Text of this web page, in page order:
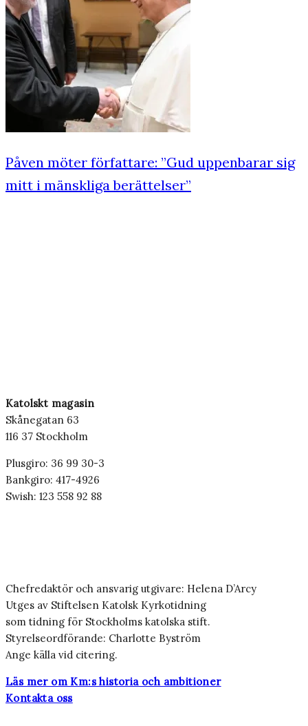
Påven möter författare: ”Gud uppenbarar sig
mitt i mänskliga berättelser”
Katolskt magasin
Skånegatan 63
116 37 Stockholm
Plusgiro: 36 99 30-3
Bankgiro: 417-4926
Swish: 123 558 92 88
Chefredaktör och ansvarig utgivare: Helena D’Arcy
Utges av Stiftelsen Katolsk Kyrkotidning
som tidning för Stockholms katolska stift.
Styrelseordförande: Charlotte Byström
Ange källa vid citering.
Läs mer om Km:s historia och ambitioner
Kontakta oss